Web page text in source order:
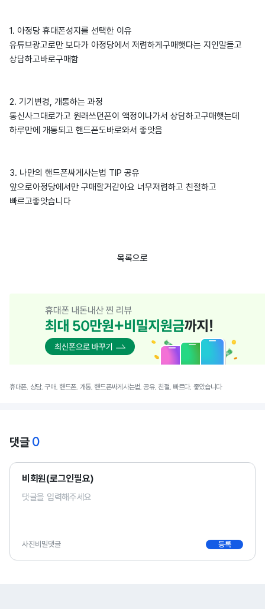
1. 아정당 휴대폰성지를 선택한 이유
유튜브광고로만 보다가 아정당에서 저렴하게구매햇다는 지인말듣고
상담하고바로구매함
2. 기기변경, 개통하는 과정
통신사그대로가고 원래쓰던폰이 액정이나가서 상담하고구매햇는데
하루만에 개통되고 핸드폰도바로와서 좋앗음
3. 나만의 핸드폰싸게사는법 TIP 공유
앞으로아정당에서만 구매할거같아요 너무저렴하고 친절하고
빠르고좋앗습니다
목록으로
휴대폰, 상담, 구매, 핸드폰, 개통, 핸드폰싸게사는법, 공유, 친절, 빠르다, 좋았습니다
댓글 0
비회원(로그인필요)
사진비밀댓글 등록